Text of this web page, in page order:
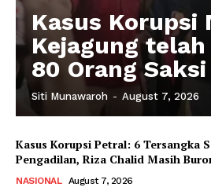
Kasus Korupsi
Kejagung
80 Orang Saksi
Siti Munawaroh - August 7, 2026
Kasus Korupsi Petral: 6 Tersangka
Pengadilan, Riza Chalid Masih
NASIONAL August 7, 2026